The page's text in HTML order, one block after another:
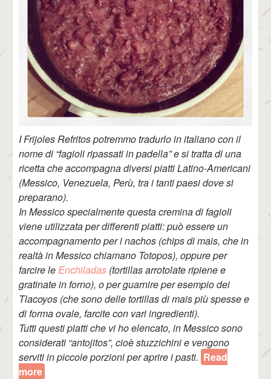
I Frijoles Refritos potremmo tradurlo in italiano con il
nome di “fagioli ripassati in padella” e si tratta di una
ricetta che accompagna diversi piatti Latino-Americani
(Messico, Venezuela, Perù, tra i tanti paesi dove si
preparano).
In Messico specialmente questa cremina di fagioli
viene utilizzata per differenti piatti: può essere un
accompagnamento per i nachos (chips di mais, che in
realtà in Messico chiamano Totopos), oppure per
farcire le Enchiladas (tortillas arrotolate ripiene e
gratinate in forno), o per guarnire per esempio dei
Tlacoyos (che sono delle tortillas di mais più spesse e
di forma ovale, farcite con vari ingredienti).
Tutti questi piatti che vi ho elencato, in Messico sono
considerati “antojitos”, cioè stuzzichini e vengono
serviti in piccole porzioni per aprire i pasti. Read
more